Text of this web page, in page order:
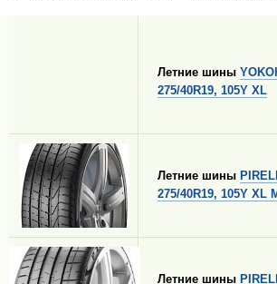
Летние шины
275/40R19, 105Y XL
Летние шины
275/40R19, 105Y XL
Летние шины